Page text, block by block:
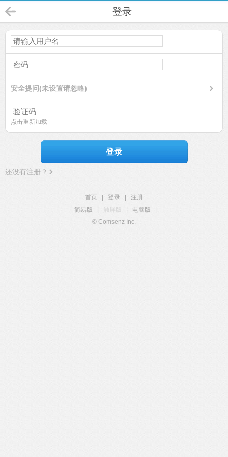
登录
安全提问(未设置请忽略)
点击重新加载
登录
还没有注册？
首页 登录
注册
简易版
触屏版 电脑版
© Comsenz Inc.